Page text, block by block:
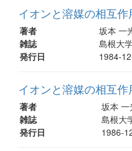
イオンと溶媒の相互
著者
坂本 一
雑誌
島根大
発行日
1984-
イオンと溶媒の相互
著者
坂本 一
雑誌
島根大
発行日
1986-